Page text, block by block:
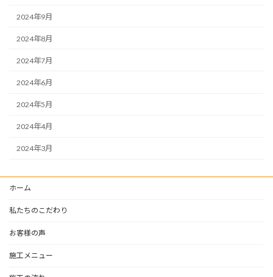
2024年9月
2024年8月
2024年7月
2024年6月
2024年5月
2024年4月
2024年3月
ホーム
私たちのこだわり
お客様の声
施工メニュー